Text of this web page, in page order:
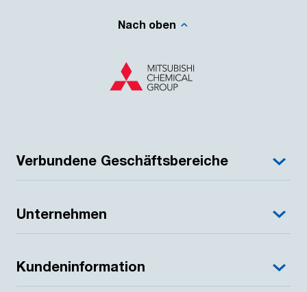
Nach oben
Verbundene Geschäftsbereiche
Unternehmen
Kundeninformation